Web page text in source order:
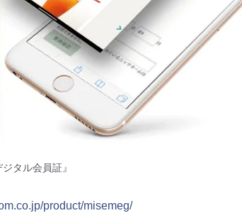
タル会員証』
product/misemeg/